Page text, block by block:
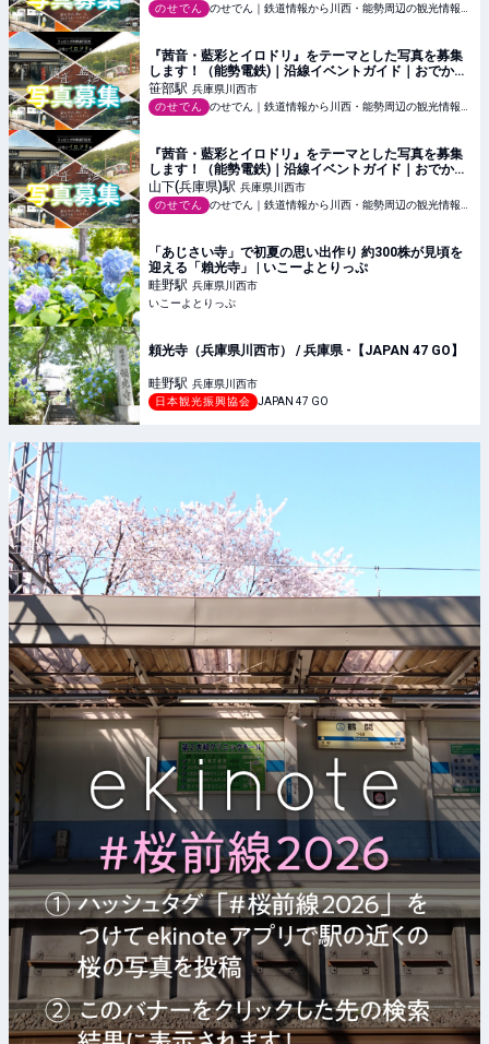
のせでん
『茜音・藍彩とイロドリ』をテーマとした写真を募集
します！（能勢電鉄)｜沿線イベントガイド｜おでか
け・沿線情報｜のせでん【能勢電鉄】
笹部駅 兵庫県川西市
のせでん
『茜音・藍彩とイロドリ』をテーマとした写真を募集
します！（能勢電鉄)｜沿線イベントガイド｜おでか
け・沿線情報｜のせでん【能勢電鉄】
山下(兵庫県)駅 兵庫県川西市
のせでん
「あじさい寺」で初夏の思い出作り 約300株が見頃を
迎える「賴光寺」 | いこーよとりっぷ
畦野駅 兵庫県川西市
いこーよとりっぷ
頼光寺（兵庫県川西市） / 兵庫県 -【JAPAN 47 GO】
畦野駅 兵庫県川西市
日本観光振興協会
JAPAN 47 GO